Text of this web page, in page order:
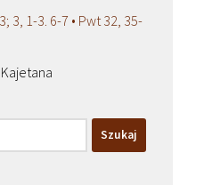
3, 1-3. 6-7 • Pwt 32, 35-